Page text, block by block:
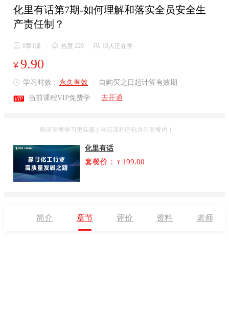
化里有话第7期-如何理解和落实全员安全生
产责任制？
 0章1课  热度 229  19人正在学
¥ 9.90
 学习时效 : 永久有效 自购买之日起计算有效期
 当前课程VIP免费学 去开通
购买套餐学习更实惠 ( 当前课程已包含在套餐内 )
化里有话
套餐价： ¥ 199.00
简介 章节 评价 资料 老师